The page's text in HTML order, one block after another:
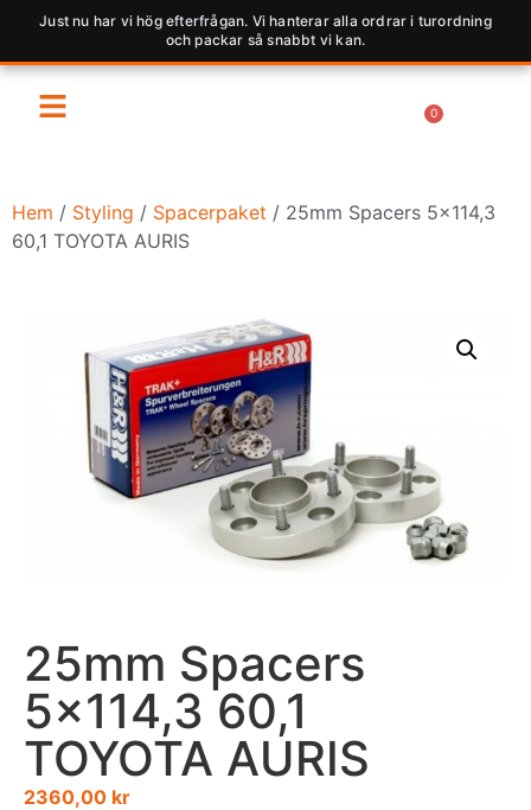
Just nu har vi hög efterfrågan. Vi hanterar alla ordrar i turordning
och packar så snabbt vi kan.
0
Hem / Styling / Spacerpaket / 25mm Spacers 5×114,3
60,1 TOYOTA AURIS
25mm Spacers
5×114,3 60,1
TOYOTA AURIS
2360,00 kr